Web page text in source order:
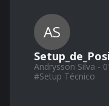
AS
Andrysson Silva -
#Setup Técnico